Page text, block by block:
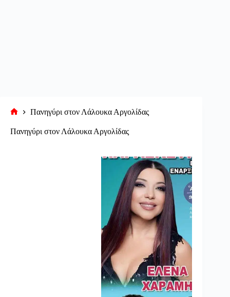
σελίδα
Πανηγύρι στον Λάλουκα Αργολίδας
Πανηγύρι στον Λάλουκα Αργολίδας